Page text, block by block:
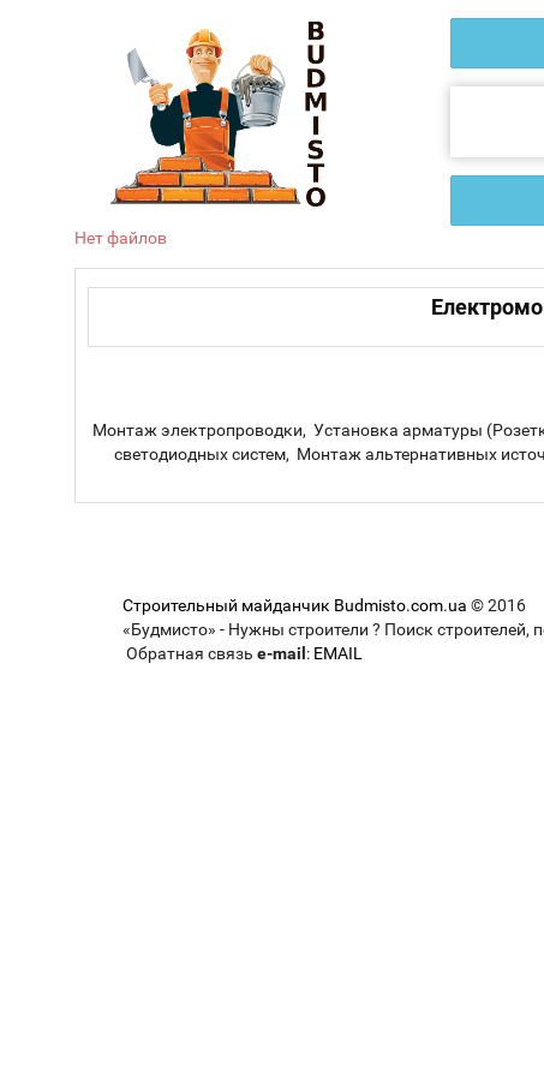
Нет файлов
Монтаж электропроводки, Установка арматуры
светодиодных систем, Монтаж альтернативных
Строительный майданчик Budmisto.com.ua © 2016
«Будмисто» - Нужны строители ? Поиск строителей,
Обратная связь e-mail : EMAIL